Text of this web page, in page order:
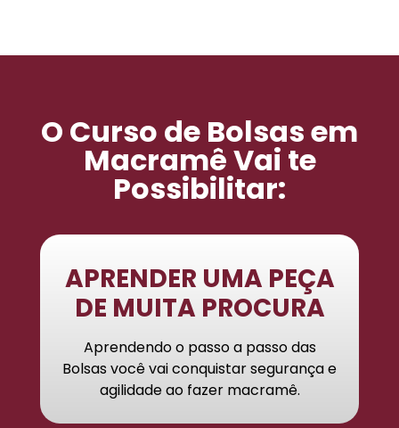
O Curso de Bolsas em
Macramê Vai te
Possibilitar:
APRENDER UMA PEÇA
DE MUITA PROCURA
Aprendendo o passo a passo das
Bolsas você vai conquistar segurança e
agilidade ao fazer macramê.